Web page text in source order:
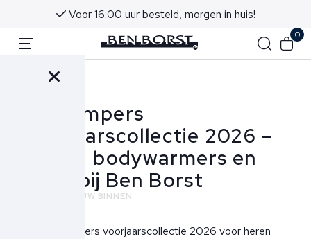
Advies in onze winkels in Noordwijk aan Zee
0
Parajumpers
Voorjaarscollectie 2026 –
jassen, bodywarmers en
meer bij Ben Borst
NIEUW BINNEN
De Parajumpers voorjaarscollectie 2026 voor heren